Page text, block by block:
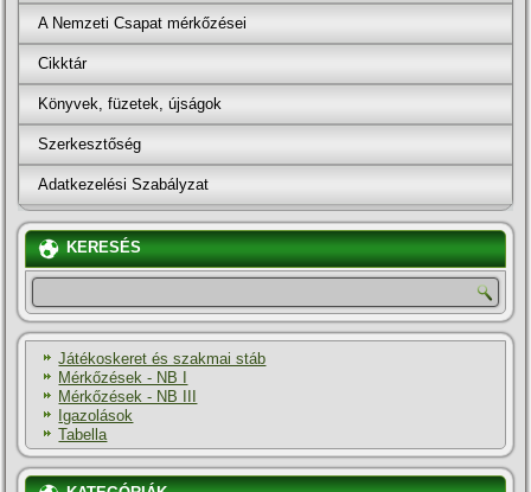
A Nemzeti Csapat mérkőzései
Cikktár
Könyvek, füzetek, újságok
Szerkesztőség
Adatkezelési Szabályzat
KERESÉS
Játékoskeret és szakmai stáb
Mérkőzések - NB I
Mérkőzések - NB III
Igazolások
Tabella